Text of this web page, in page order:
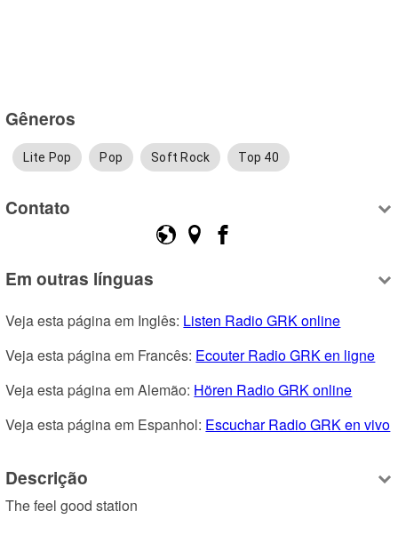
Gêneros
Lite Pop Pop Soft Rock Top 40
Contato
Em outras línguas
Veja esta página em Inglês: Listen Radio GRK online
Veja esta página em Francês: Ecouter Radio GRK en ligne
Veja esta página em Alemão: Hören Radio GRK online
Veja esta página em Espanhol: Escuchar Radio GRK en vivo
Descrição
The feel good station